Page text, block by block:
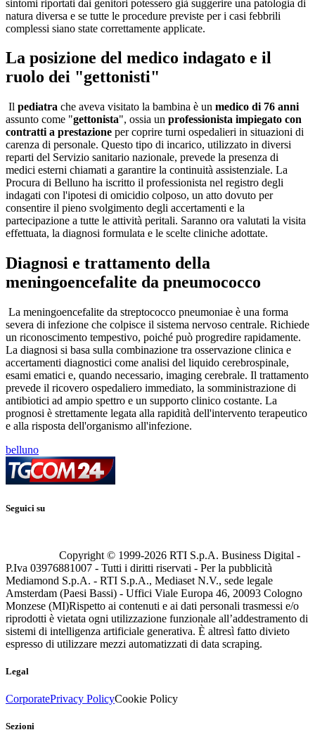
sintomi riportati dai genitori potessero già suggerire una patologia di
natura diversa e se tutte le procedure previste per i casi febbrili
complessi siano state correttamente applicate.
La posizione del medico indagato e il
ruolo dei "gettonisti"
Il pediatra che aveva visitato la bambina è un medico di 76 anni
assunto come "gettonista", ossia un professionista impiegato con
contratti a prestazione per coprire turni ospedalieri in situazioni di
carenza di personale. Questo tipo di incarico, utilizzato in diversi
reparti del Servizio sanitario nazionale, prevede la presenza di
medici esterni chiamati a garantire la continuità assistenziale. La
Procura di Belluno ha iscritto il professionista nel registro degli
indagati con l'ipotesi di omicidio colposo, un atto dovuto per
consentire il pieno svolgimento degli accertamenti e la
partecipazione a tutte le attività peritali. Saranno ora valutati la visita
effettuata, la diagnosi formulata e le scelte cliniche adottate.
Diagnosi e trattamento della
meningoencefalite da pneumococco
La meningoencefalite da streptococco pneumoniae è una forma
severa di infezione che colpisce il sistema nervoso centrale. Richiede
un riconoscimento tempestivo, poiché può progredire rapidamente.
La diagnosi si basa sulla combinazione tra osservazione clinica e
accertamenti diagnostici come analisi del liquido cerebrospinale,
esami ematici e, quando necessario, imaging cerebrale. Il trattamento
prevede il ricovero ospedaliero immediato, la somministrazione di
antibiotici ad ampio spettro e un supporto clinico costante. La
prognosi è strettamente legata alla rapidità dell'intervento terapeutico
e alla risposta dell'organismo all'infezione.
belluno
Seguici su
Copyright © 1999-2026 RTI S.p.A. Business Digital -
P.Iva 03976881007 - Tutti i diritti riservati - Per la pubblicità
Mediamond S.p.A. - RTI S.p.A., Mediaset N.V., sede legale
Amsterdam (Paesi Bassi) - Uffici Viale Europa 46, 20093 Cologno
Monzese (MI)Rispetto ai contenuti e ai dati personali trasmessi e/o
riprodotti è vietata ogni utilizzazione funzionale all’addestramento di
sistemi di intelligenza artificiale generativa. È altresì fatto divieto
espresso di utilizzare mezzi automatizzati di data scraping.
Legal
CorporatePrivacy PolicyCookie Policy
Sezioni